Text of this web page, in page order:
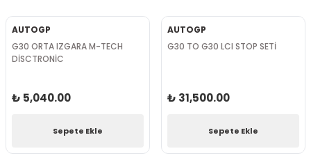
AUTOGP
G30 PANJUR PARLAK SİYAH M5
₺ 2,100.00
Sepete Ekle
AUTOGP
G30 TO G30 LCI M-TECH BODY
₺ 69,720.00
Sepete Ekle